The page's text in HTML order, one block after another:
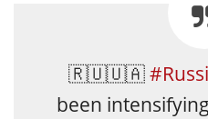
🇷🇺🇺🇦
been